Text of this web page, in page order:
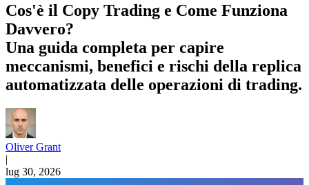
Cos'è il Copy Trading e Come Funziona
Davvero?
Una guida completa per capire
meccanismi, benefici e rischi della replica
automatizzata delle operazioni di trading.
Oliver Grant
|
lug 30, 2026